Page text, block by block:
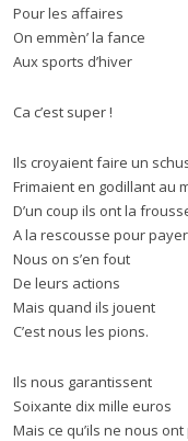
Pour les affaires
On emmèn’ la fance
Aux sports d’hiver
Ca c’est super !
Ils croyaient faire un
Frimaient en godillant au
D’un coup ils ont la
A la rescousse pour
Nous on s’en fout
De leurs actions
Mais quand ils jouent
C’est nous les pions.
Ils nous garantissent
Soixante dix mille euros
Mais ce qu’ils ne nous